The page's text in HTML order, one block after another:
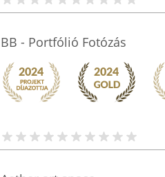
BB - Portfólió Fotózás